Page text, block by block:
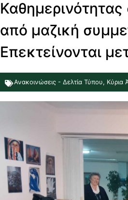
από μαζική
Επεκτείνονται
Ανακοινώσεις - Δελτία Τύπου, Κύρια